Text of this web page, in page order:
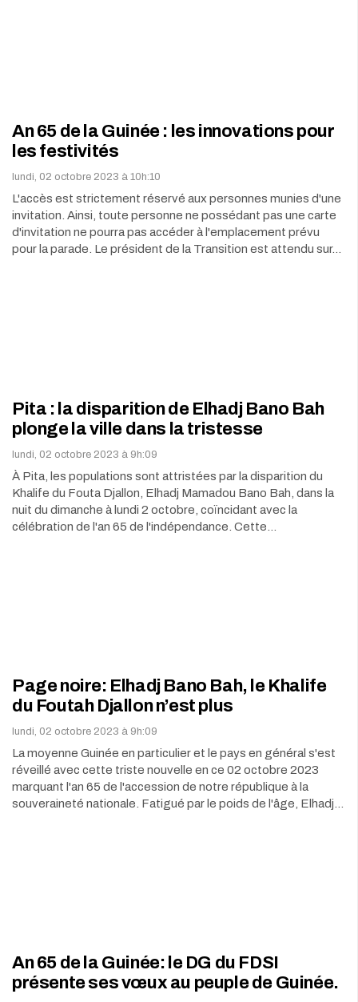
An 65 de la Guinée : les innovations pour
les festivités
lundi, 02 octobre 2023 à 10h:10
L'accès est strictement réservé aux personnes munies d'une
invitation. Ainsi, toute personne ne possédant pas une carte
d'invitation ne pourra pas accéder à l'emplacement prévu
pour la parade. Le président de la Transition est attendu sur…
Pita : la disparition de Elhadj Bano Bah
plonge la ville dans la tristesse
lundi, 02 octobre 2023 à 9h:09
À Pita, les populations sont attristées par la disparition du
Khalife du Fouta Djallon, Elhadj Mamadou Bano Bah, dans la
nuit du dimanche à lundi 2 octobre, coïncidant avec la
célébration de l'an 65 de l'indépendance. Cette…
Page noire: Elhadj Bano Bah, le Khalife
du Foutah Djallon n’est plus
lundi, 02 octobre 2023 à 9h:09
La moyenne Guinée en particulier et le pays en général s'est
réveillé avec cette triste nouvelle en ce 02 octobre 2023
marquant l'an 65 de l'accession de notre république à la
souveraineté nationale. Fatigué par le poids de l'âge, Elhadj…
An 65 de la Guinée: le DG du FDSI
présente ses vœux au peuple de Guinée.